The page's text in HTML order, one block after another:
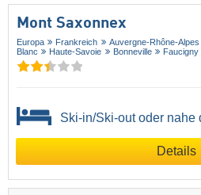
Mont Saxonnex
Europa Frankreich Auvergne-Rhône-Alpes
Blanc
Haute-Savoie Bonneville Faucigny
Ski-in/Ski-out oder nahe
Details